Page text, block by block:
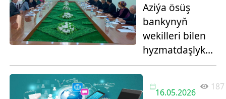
Aziýa ösüş
bankynyň
wekilleri bilen
hyzmatdaşlyk
meseleleri
16.05.2026
187